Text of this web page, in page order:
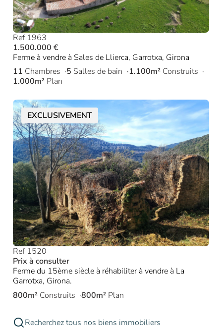
Ref 1963
1.500.000 €
Ferme à vendre à Sales de Llierca, Garrotxa, Girona
11 Chambres 5 Salles de bain 1.100m² Construits
1.000m² Plan
EXCLUSIVEMENT
Ref 1520
Prix à consulter
Ferme du 15ème siècle à réhabiliter à vendre à La
Garrotxa, Girona.
800m² Construits 800m² Plan
Recherchez tous nos biens immobiliers